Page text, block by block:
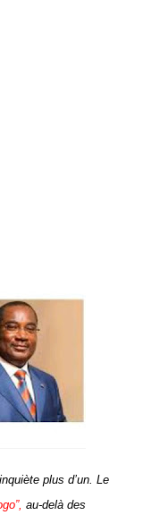
plus d’un. Le
au-delà des